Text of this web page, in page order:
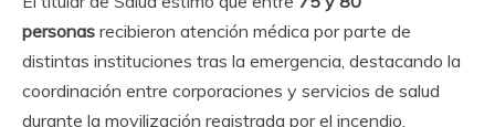
personas recibieron atención médica por parte de
distintas instituciones tras la emergencia, destacando la
coordinación entre corporaciones y servicios de salud
durante la movilización registrada por el incendio.